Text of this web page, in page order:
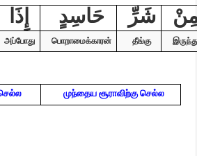
إِذَا حَاسِدٍ شَرِّ
அப்போது பொறாமைக்காரன் தீங்கு
முந்தைய சூராவிற்கு செல்ல